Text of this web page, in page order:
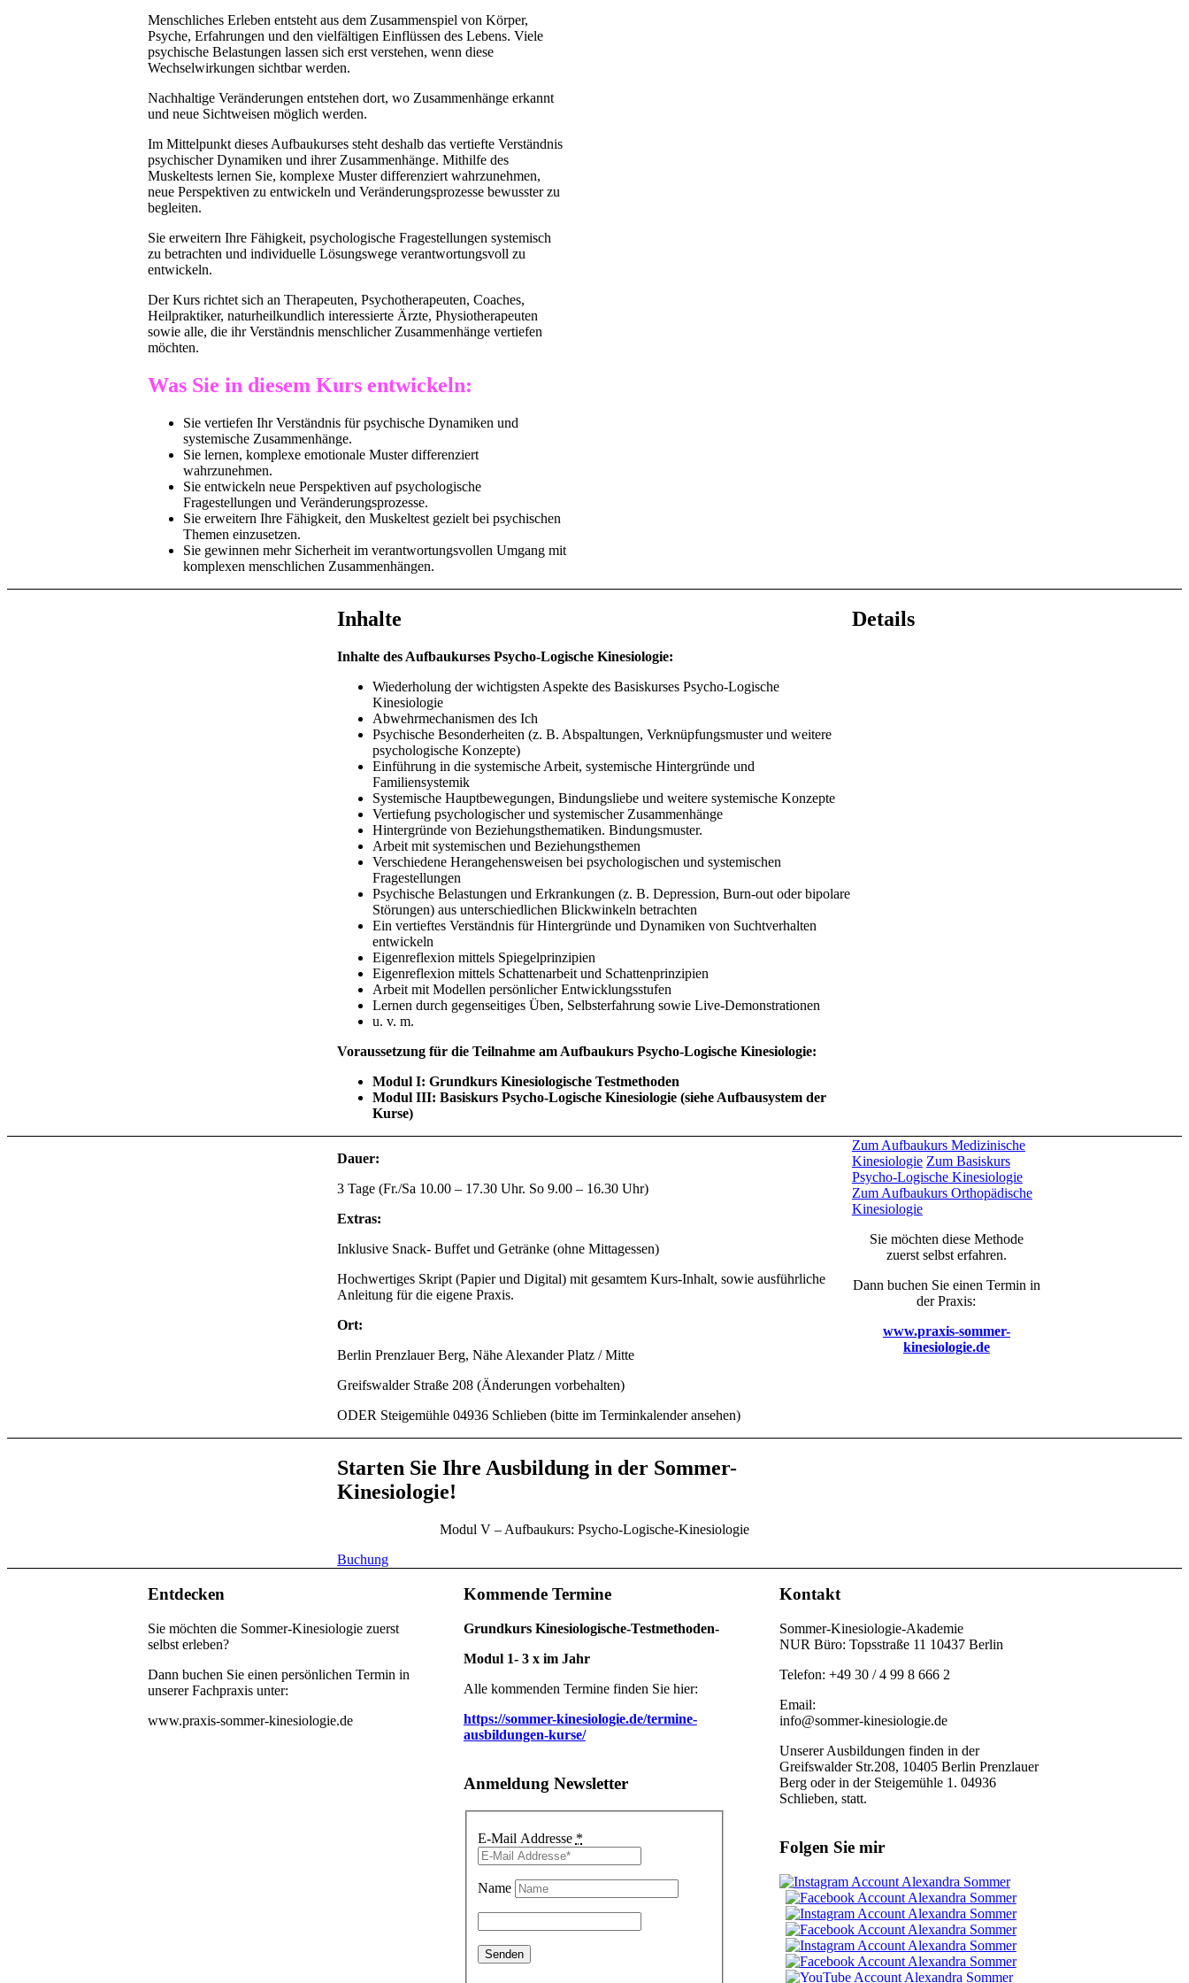
Menschliches Erleben entsteht aus dem Zusammenspiel von Körper,
Psyche, Erfahrungen und den vielfältigen Einflüssen des Lebens. Viele
psychische Belastungen lassen sich erst verstehen, wenn diese
Wechselwirkungen sichtbar werden.
Nachhaltige Veränderungen entstehen dort, wo Zusammenhänge erkannt
und neue Sichtweisen möglich werden.
Im Mittelpunkt dieses Aufbaukurses steht deshalb das vertiefte Verständnis
psychischer Dynamiken und ihrer Zusammenhänge. Mithilfe des
Muskeltests lernen Sie, komplexe Muster differenziert wahrzunehmen,
neue Perspektiven zu entwickeln und Veränderungsprozesse bewusster zu
begleiten.
Sie erweitern Ihre Fähigkeit, psychologische Fragestellungen systemisch
zu betrachten und individuelle Lösungswege verantwortungsvoll zu
entwickeln.
Der Kurs richtet sich an Therapeuten, Psychotherapeuten, Coaches,
Heilpraktiker, naturheilkundlich interessierte Ärzte, Physiotherapeuten
sowie alle, die ihr Verständnis menschlicher Zusammenhänge vertiefen
möchten.
Was Sie in diesem Kurs entwickeln:
Sie vertiefen Ihr Verständnis für psychische Dynamiken und
systemische Zusammenhänge.
Sie lernen, komplexe emotionale Muster differenziert
wahrzunehmen.
Sie entwickeln neue Perspektiven auf psychologische
Fragestellungen und Veränderungsprozesse.
Sie erweitern Ihre Fähigkeit, den Muskeltest gezielt bei psychischen
Themen einzusetzen.
Sie gewinnen mehr Sicherheit im verantwortungsvollen Umgang mit
komplexen menschlichen Zusammenhängen.
Inhalte
Inhalte des Aufbaukurses Psycho-Logische Kinesiologie:
Wiederholung der wichtigsten Aspekte des Basiskurses Psycho-Logische
Kinesiologie
Abwehrmechanismen des Ich
Psychische Besonderheiten (z. B. Abspaltungen, Verknüpfungsmuster und weitere
psychologische Konzepte)
Einführung in die systemische Arbeit, systemische Hintergründe und
Familiensystemik
Systemische Hauptbewegungen, Bindungsliebe und weitere systemische Konzepte
Vertiefung psychologischer und systemischer Zusammenhänge
Hintergründe von Beziehungsthematiken. Bindungsmuster.
Arbeit mit systemischen und Beziehungsthemen
Verschiedene Herangehensweisen bei psychologischen und systemischen
Fragestellungen
Psychische Belastungen und Erkrankungen (z. B. Depression, Burn-out oder bipolare
Störungen) aus unterschiedlichen Blickwinkeln betrachten
Ein vertieftes Verständnis für Hintergründe und Dynamiken von Suchtverhalten
entwickeln
Eigenreflexion mittels Spiegelprinzipien
Eigenreflexion mittels Schattenarbeit und Schattenprinzipien
Arbeit mit Modellen persönlicher Entwicklungsstufen
Lernen durch gegenseitiges Üben, Selbsterfahrung sowie Live-Demonstrationen
u. v. m.
Voraussetzung für die Teilnahme am Aufbaukurs Psycho-Logische Kinesiologie:
Modul I: Grundkurs Kinesiologische Testmethoden
Modul III: Basiskurs Psycho-Logische Kinesiologie (siehe Aufbausystem der
Kurse)
Details
Dauer:
3 Tage (Fr./Sa 10.00 – 17.30 Uhr. So 9.00 – 16.30 Uhr)
Extras:
Inklusive Snack- Buffet und Getränke (ohne Mittagessen)
Hochwertiges Skript (Papier und Digital) mit gesamtem Kurs-Inhalt, sowie ausführliche
Anleitung für die eigene Praxis.
Ort:
Berlin Prenzlauer Berg, Nähe Alexander Platz / Mitte
Greifswalder Straße 208 (Änderungen vorbehalten)
ODER Steigemühle 04936 Schlieben (bitte im Terminkalender ansehen)
Zum Aufbaukurs Medizinische
Kinesiologie Zum Basiskurs
Psycho-Logische Kinesiologie
Zum Aufbaukurs Orthopädische
Kinesiologie
Sie möchten diese Methode
zuerst selbst erfahren.
Dann buchen Sie einen Termin in
der Praxis:
www.praxis-sommer-
kinesiologie.de
Starten Sie Ihre Ausbildung in der Sommer-
Kinesiologie!
Modul V – Aufbaukurs: Psycho-Logische-Kinesiologie
Buchung
Entdecken
Sie möchten die Sommer-Kinesiologie zuerst
selbst erleben?
Dann buchen Sie einen persönlichen Termin in
unserer Fachpraxis unter:
www.praxis-sommer-kinesiologie.de
Kommende Termine
Grundkurs Kinesiologische-Testmethoden-
Modul 1- 3 x im Jahr
Alle kommenden Termine finden Sie hier:
https://sommer-kinesiologie.de/termine-
ausbildungen-kurse/
Anmeldung Newsletter
E-Mail Addresse *
Name
Kontakt
Sommer-Kinesiologie-Akademie
NUR Büro: Topsstraße 11 10437 Berlin
Telefon: +49 30 / 4 99 8 666 2
Email:
info@sommer-kinesiologie.de
Unserer Ausbildungen finden in der
Greifswalder Str.208, 10405 Berlin Prenzlauer
Berg oder in der Steigemühle 1. 04936
Schlieben, statt.
Folgen Sie mir